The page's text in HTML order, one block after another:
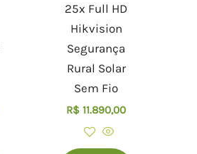
25x Full HD
Hikvision
Segurança
Rural Solar
Sem Fio
R$ 11.890,00